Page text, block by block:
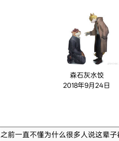
森石灰水饺
2018年9月24日
之前一直不懂为什么很多人说这辈